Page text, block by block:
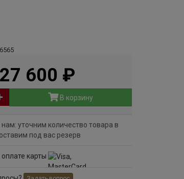
27 600
В корзину
нам: уточним количество товара в
под вас резерв
карты